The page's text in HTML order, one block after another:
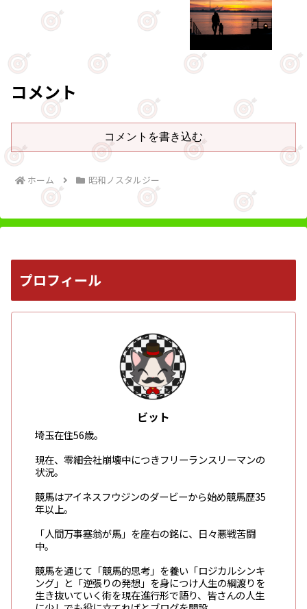
コメント
コメントを書き込む
ホーム 昭和ノスタルジー
プロフィール
ビット
埼玉在住56歳。
現在、零細会社崩壊中につきフリーランスリーマンの
状況。
競馬はアイネスフウジンのダービーから始め競馬歴35
年以上。
「人間万事塞翁が馬」を座右の銘に、日々悪戦苦闘
中。
競馬を通じて「競馬的思考」を養い「ロジカルシンキ
ング」と「逆張りの発想」を身につけ人生の綱渡りを
生き抜いていく術を現在進行形で語り、皆さんの人生